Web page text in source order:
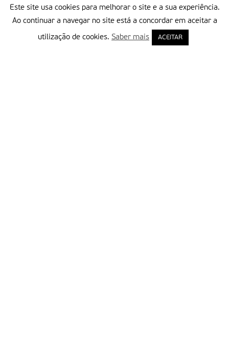
Este site usa cookies para melhorar o site e a sua experiência.
Ao continuar a navegar no site está a concordar em aceitar a
utilização de cookies. Saber mais ACEITAR